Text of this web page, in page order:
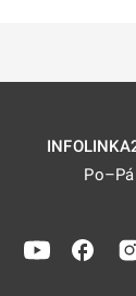
INFOLINKA
Odkaz se